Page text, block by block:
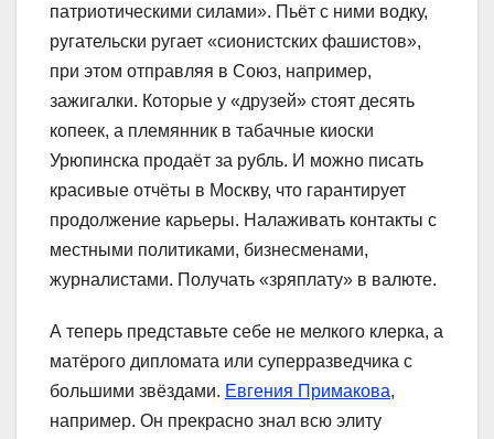
патриотическими силами». Пьёт с ними водку,
ругательски ругает «сионистских фашистов»,
при этом отправляя в Союз, например,
зажигалки. Которые у «друзей» стоят десять
копеек, а племянник в табачные киоски
Урюпинска продаёт за рубль. И можно писать
красивые отчёты в Москву, что гарантирует
продолжение карьеры. Налаживать контакты с
местными политиками, бизнесменами,
журналистами. Получать «зряплату» в валюте.
А теперь представьте себе не мелкого клерка, а
матёрого дипломата или суперразведчика с
большими звёздами. Евгения Примакова,
например. Он прекрасно знал всю элиту